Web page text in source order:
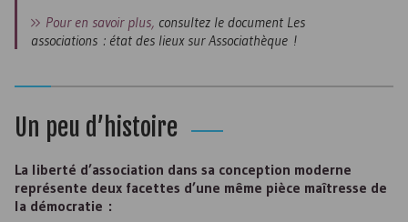
Pour en savoir plus, consultez le document Les
associations : état des lieux sur Associathèque !
Un peu d’histoire
La liberté d’association dans sa conception moderne
représente deux facettes d’une même pièce maîtresse de
la démocratie :